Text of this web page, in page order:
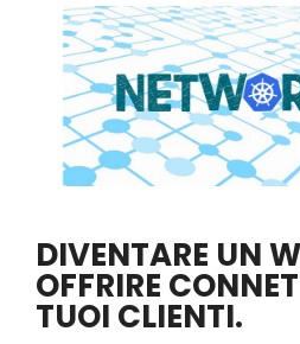
DIVENTARE UN
OFFRIRE
TUOI CLIENTI.